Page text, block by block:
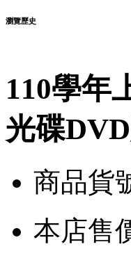
瀏覽歷史
110學年
光碟
商品貨
本店售